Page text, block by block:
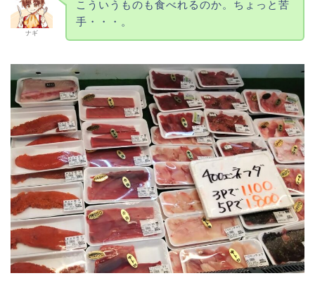
ナギ
こういうものも食べれるのか。ちょっと苦
手・・・。